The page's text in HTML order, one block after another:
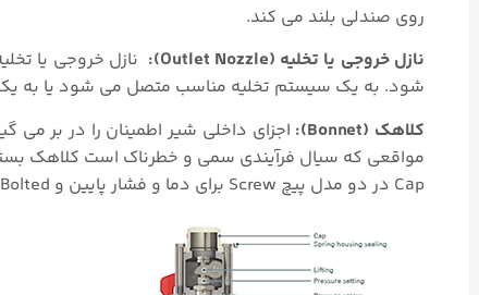
روی صندلی بلند می کند.
نازل خروجی یا تخلیه (Outlet Nozzle):
نازل خروجی یا
شود. به یک سیستم تخلیه مناسب متصل می شود یا به
کلاهک (Bonnet):
اجزای داخلی شیر اطمینان را در بر
مواقعی که سیال فرآیندی سمی و خطرناک است کلاهک
Cap در دو مدل پیچ Screw برای دما و فشار پایین و Bolted در دما و فشارهای بالا استفاده می شود.